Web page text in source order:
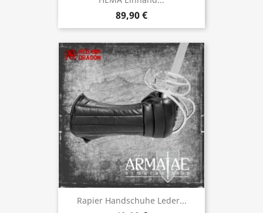
89,90 €
Rapier Handschuhe Leder...